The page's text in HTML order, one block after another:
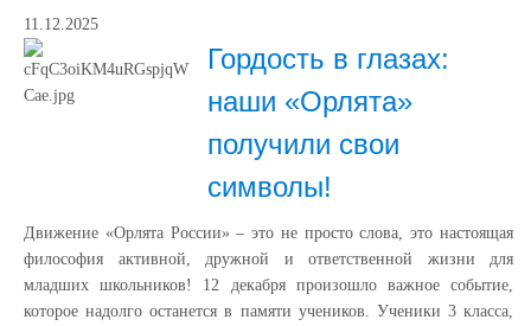
11.12.2025
Гордость в глазах:
наши «Орлята»
получили свои
символы!
Движение «Орлята России» – это не просто слова, это настоящая
философия активной, дружной и ответственной жизни для
младших школьников! 12 декабря произошло важное событие,
которое надолго останется в памяти учеников. Ученики 3 класса,